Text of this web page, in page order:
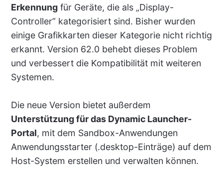
Erkennungfür Geräte, die als „Display-
Controller” kategorisiert sind. Bisher wurden
einige Grafikkarten dieser Kategorie nicht richtig
erkannt. Version 62.0 behebt dieses Problem
und verbessert die Kompatibilität mit weiteren
Systemen.
Die neue Version bietet außerdem
Unterstützung für das Dynamic Launcher-
Portal, mit dem Sandbox-Anwendungen
Anwendungsstarter (.desktop-Einträge) auf dem
Host-System erstellen und verwalten können.